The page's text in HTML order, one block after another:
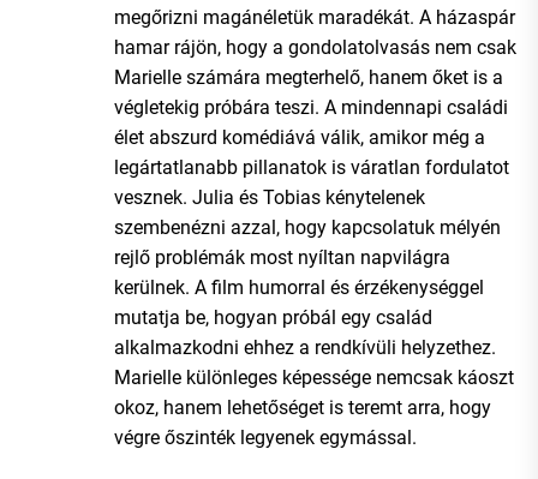
megőrizni magánéletük maradékát. A házaspár
hamar rájön, hogy a gondolatolvasás nem csak
Marielle számára megterhelő, hanem őket is a
végletekig próbára teszi. A mindennapi családi
élet abszurd komédiává válik, amikor még a
legártatlanabb pillanatok is váratlan fordulatot
vesznek. Julia és Tobias kénytelenek
szembenézni azzal, hogy kapcsolatuk mélyén
rejlő problémák most nyíltan napvilágra
kerülnek. A film humorral és érzékenységgel
mutatja be, hogyan próbál egy család
alkalmazkodni ehhez a rendkívüli helyzethez.
Marielle különleges képessége nemcsak káoszt
okoz, hanem lehetőséget is teremt arra, hogy
végre őszinték legyenek egymással.